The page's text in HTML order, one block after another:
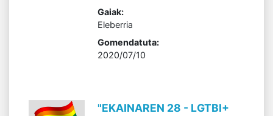
Gaiak:
Eleberria
Gomendatuta:
2020/07/10
"EKAINAREN 28 - LGTBI+